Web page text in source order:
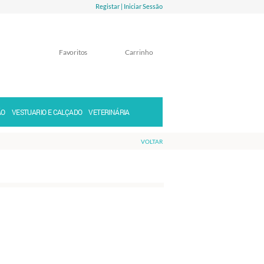
Registar | Iniciar Sessão
Carrinho
Favoritos
VESTUARIO E CALÇADO VETERINÁRIA
VOLTAR